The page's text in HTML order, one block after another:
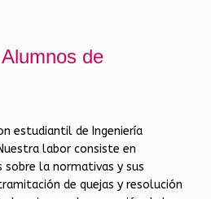
de
estudiantil de Ingeniería
labor consiste en
la normativas y sus
de quejas y resolución